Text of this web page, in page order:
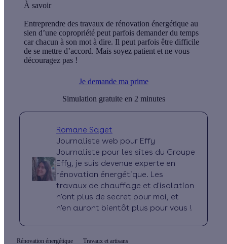
À savoir
Entreprendre des travaux de rénovation énergétique au
sien d’une copropriété peut parfois demander du temps
car chacun à son mot à dire. Il peut parfois être difficile
de se mettre d’accord. Mais soyez patient et ne vous
découragez pas !
Je demande ma prime
Simulation gratuite en 2 minutes
Romane Saget
Journaliste web pour Effy
Journaliste pour les sites du Groupe
Effy, je suis devenue experte en
rénovation énergétique. Les
travaux de chauffage et d'isolation
n'ont plus de secret pour moi, et
n'en auront bientôt plus pour vous !
Rénovation énergétique Travaux et artisans